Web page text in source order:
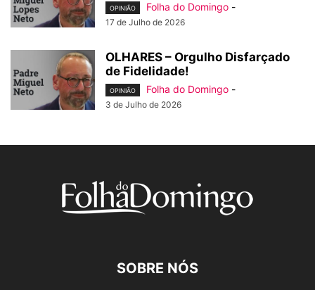
OPINIÃO Folha do Domingo -
17 de Julho de 2026
OLHARES – Orgulho Disfarçado
de Fidelidade!
OPINIÃO Folha do Domingo -
3 de Julho de 2026
SOBRE NÓS